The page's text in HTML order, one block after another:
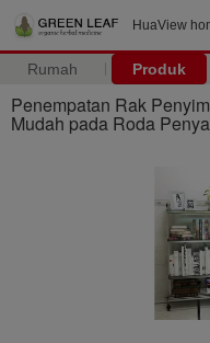
HuaView
Rumah Produk
Penempatan Rak
Mudah pada Roda